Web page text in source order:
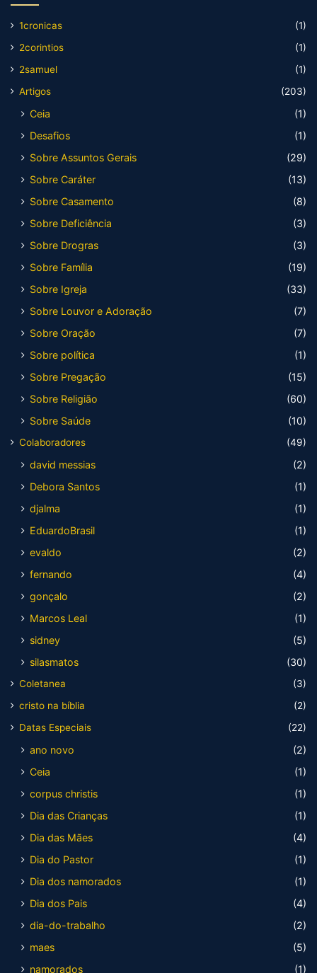
1cronicas
(1)
2corintios
(1)
2samuel
(1)
Artigos
(203)
Ceia
(1)
Desafios
(1)
Sobre Assuntos Gerais
(29)
Sobre Caráter
(13)
Sobre Casamento
(8)
Sobre Deficiência
(3)
Sobre Drogras
(3)
Sobre Família
(19)
Sobre Igreja
(33)
Sobre Louvor e Adoração
(7)
Sobre Oração
(7)
Sobre política
(1)
Sobre Pregação
(15)
Sobre Religião
(60)
Sobre Saúde
(10)
Colaboradores (49)
david messias
(2)
Debora Santos
(1)
djalma
(1)
EduardoBrasil
(1)
evaldo
(2)
fernando
(4)
gonçalo
(2)
Marcos Leal
(1)
sidney
(5)
silasmatos
(30)
Coletanea
(3)
cristo na bíblia
(2)
Datas Especiais
(22)
ano novo
(2)
Ceia
(1)
corpus christis
(1)
Dia das Crianças
(1)
Dia das Mães
(4)
Dia do Pastor
(1)
Dia dos namorados
(1)
Dia dos Pais
(4)
dia-do-trabalho
(2)
maes
(5)
namorados
(1)